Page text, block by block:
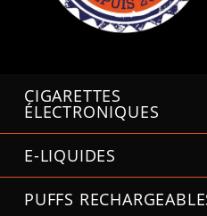
CIGARETTES
ÉLECTRONIQUES
E-LIQUIDES
PUFFS